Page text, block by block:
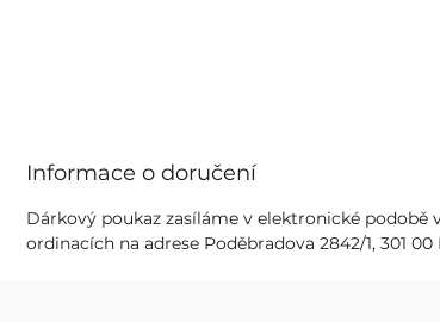
Informace o doručení
Dárkový poukaz zasíláme v elektronické
ordinacích na adrese Poděbradova 2842/1, 301